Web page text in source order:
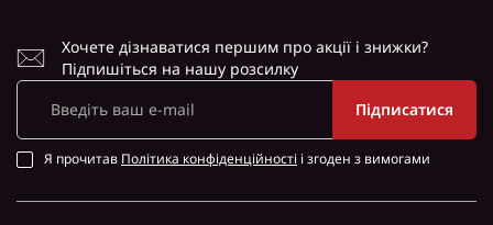
Хочете дізнаватися першим про акції і знижки?
Підпишіться на нашу розсилку
Підписатися
Я прочитав Політика конфіденційності і згоден з вимогами